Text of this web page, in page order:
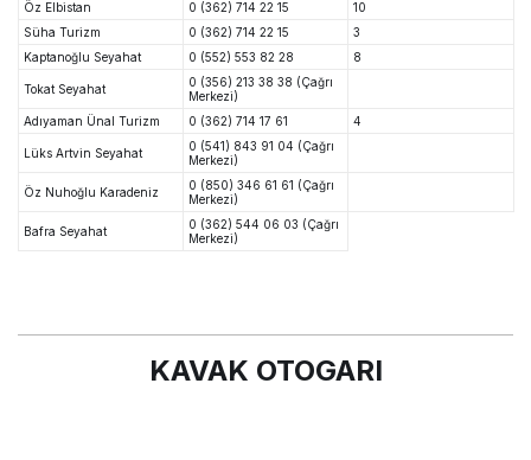
Öz Elbistan 0 (362) 714 22 15
10
Süha Turizm
0 (362) 714 22 15
3
Kaptanoğlu Seyahat
0 (552) 553 82 28 8
Tokat Seyahat
0 (356) 213 38 38 (Çağrı
Merkezi)
Adıyaman Ünal Turizm
0 (362) 714 17 61 4
Lüks Artvin Seyahat
0 (541) 843 91 04 (Çağrı
Merkezi)
Öz Nuhoğlu Karadeniz
0 (850) 346 61 61 (Çağrı
Merkezi)
Bafra Seyahat
0 (362) 544 06 03 (Çağrı
Merkezi)
KAVAK OTOGARI